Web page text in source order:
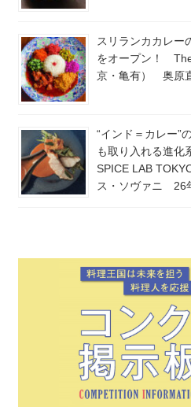
スリランカカレー
をオープン！
京・亀有） 奥原
“インド＝カレー”
も取り入れる進
SPICE LAB
ス・ソヴァニ 26